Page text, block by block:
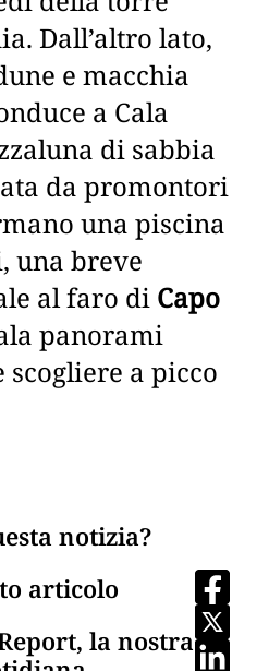
Dall’altro lato,
e macchia
a Cala
di sabbia
da promontori
una piscina
una breve
al faro di Capo
panorami
a picco
notizia?
articolo
la nostra